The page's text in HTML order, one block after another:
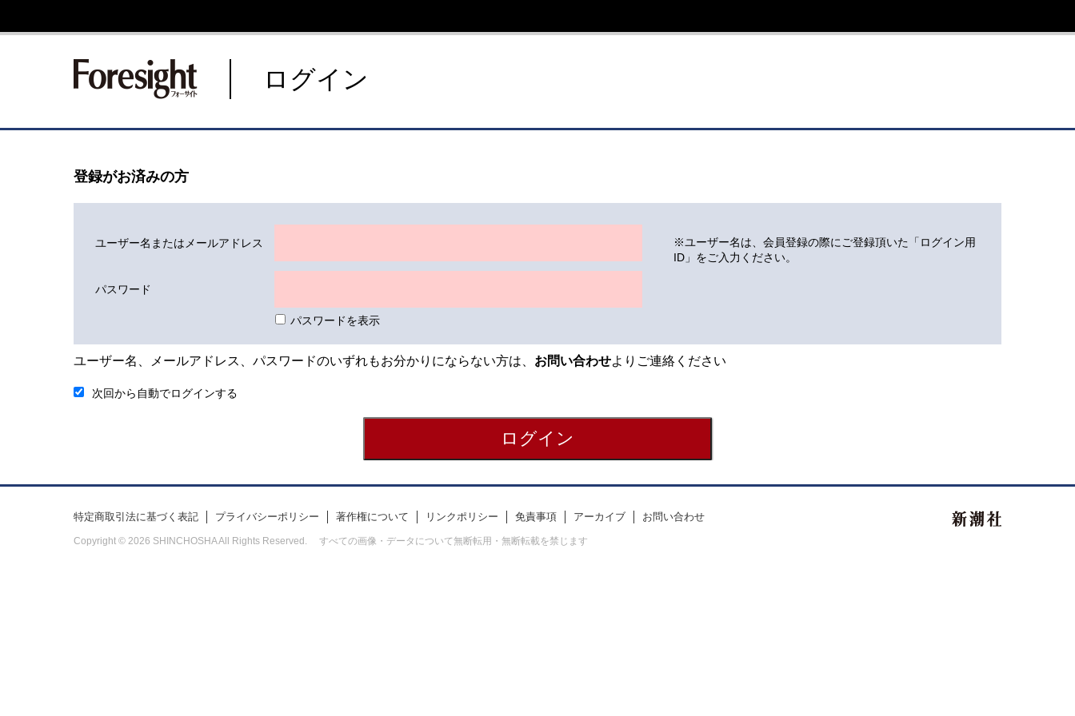
新潮社 Foresight フォーサイト
ログイン
登録がお済みの方
ユーザー名またはメールアドレス
パスワード
パスワードを表示
※ユーザー名は、会員登録の際にご登録頂いた「ログイン用
ID」をご入力ください。
ユーザー名、メールアドレス、パスワードのいずれもお分かりにならない方は、 お問い合わせよりご連絡ください
次回から自動でログインする
特定商取引法に基づく表記 プライバシーポリシー 著作権について リンクポリシー 免責事項 アーカイブ お問い合わせ
Copyright © 2026 SHINCHOSHA All Rights Reserved. すべての画像・データについて無断転用・無断転載を禁じます